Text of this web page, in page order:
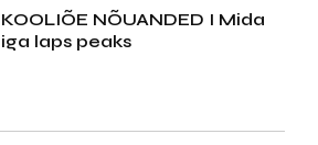
KOOLIÕE NÕUANDED I Mida
iga laps peaks